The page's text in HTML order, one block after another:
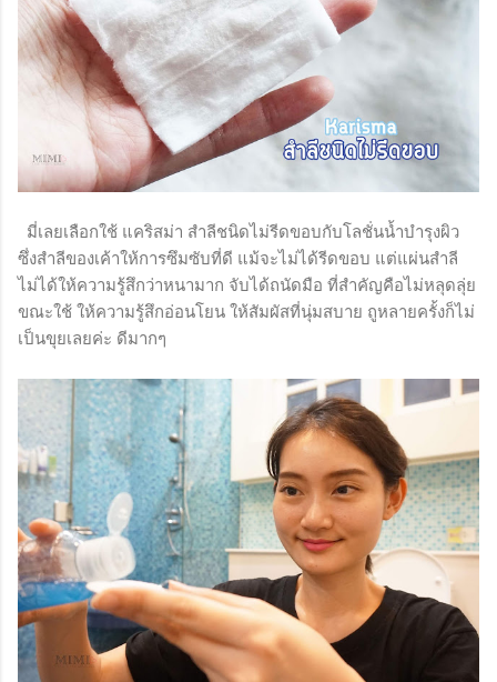
มี่เลยเลือกใช้ แคริสม่า สำลีชนิดไม่รีดขอบกับโลชั่นน้ำบำรุงผิว
ซึ่งสำลีของเค้าให้การซึมซับที่ดี แม้จะไม่ได้รีดขอบ แต่แผ่นสำลี
ไม่ได้ให้ความรู้สึกว่าหนามาก จับได้ถนัดมือ ที่สำคัญคือไม่หลุดลุ่ย
ขณะใช้ ให้ความรู้สึกอ่อนโยน ให้สัมผัสที่นุ่มสบาย ถูหลายครั้งก็ไม่
เป็นขุยเลยค่ะ ดีมากๆ